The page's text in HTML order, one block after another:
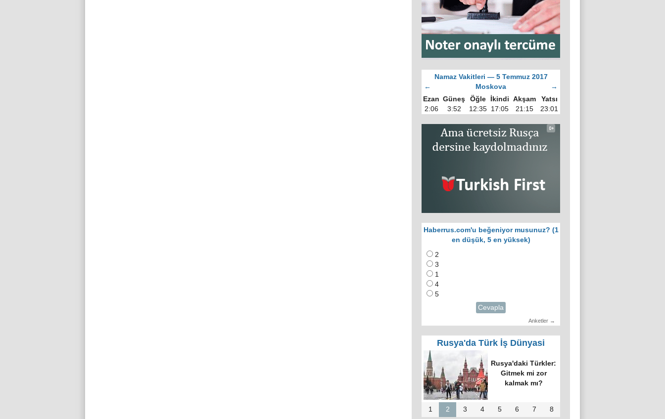
Namaz Vakitleri — 5 Temmuz 2017
←
Moskova
→
Ezan Güneş Öğle İkindi Akşam
Yatsı
2:06
3:52 12:35 17:05 21:15 23:01
Haberrus.com'u beğeniyor musunuz? (1
en düşük, 5 en yüksek)
2
3
1
4
5
Cevapla
Anketler →
Rusya'da Türk İş Dünyasi
Rusya'daki Türkler:
Gitmek mi zor
kalmak mı?
1 2 3 4 5 6 7 8